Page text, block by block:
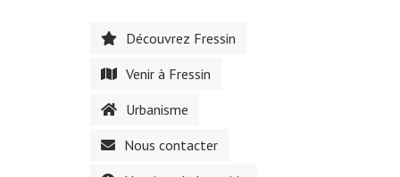
Découvrez Fressin
Venir à Fressin
Urbanisme
Nous contacter